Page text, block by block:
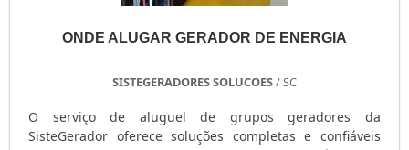
ONDE ALUGAR GERADOR DE ENERGIA
SISTEGERADORES SOLUCOES/ SC
O serviço de aluguel de grupos geradores da
SisteGerador oferece soluções completas e confiáveis